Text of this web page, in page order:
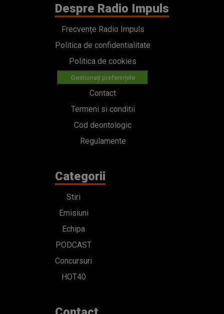
Despre Radio Impuls
Frecvențe Radio Impuls
Politica de confidentialitate
Politica de cookies
Gestionați preferințele
Contact
Termeni si conditii
Cod deontologic
Regulamente
Categorii
Stiri
Emisiuni
Echipa
PODCAST
Concursuri
HOT40